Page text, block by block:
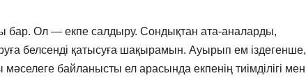
Ол — екпе салдыру. Сондықтан ата-аналарды,
белсенді қатысуға шақырамын. Ауырып ем іздегенше,
мәселеге байланысты ел арасында екпенің тиімділігі мен